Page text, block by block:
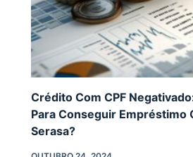
Crédito Com CPF
Para Conseguir Empréstimo
Serasa?